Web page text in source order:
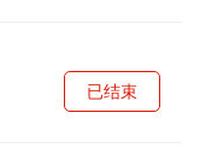
已结束